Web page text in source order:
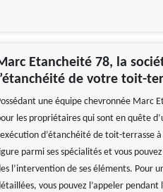
Etancheité 78, la
de votre toit-
une équipe chevronnée Marc
les propriétaires qui sont en quête
d’étanchéité de toit-terrasse
parmi ses spécialités et vous
l’intervention de ses éléments. Pour
vous pouvez l’appeler pendant